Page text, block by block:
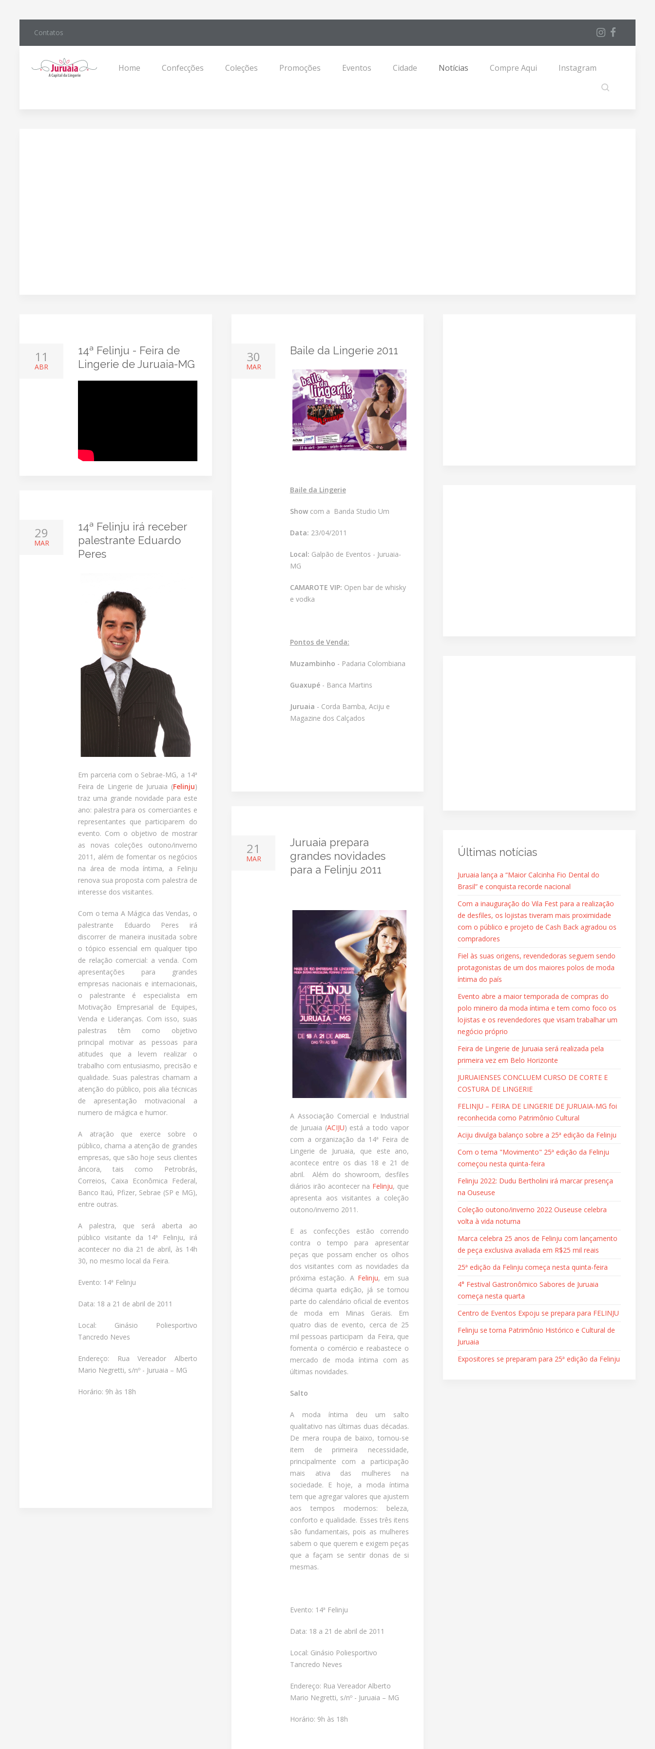
Contatos
Home Confecções Coleções Promoções Eventos Cidade Notícias Compre Aqui Instagram
11
ABR
14ª Felinju - Feira de
Lingerie de Juruaia-MG
29
MAR
14ª Felinju irá receber
palestrante Eduardo
Peres
Em parceria com o Sebrae-MG, a 14ª
Feira de Lingerie de Juruaia (Felinju)
traz uma grande novidade para este
ano: palestra para os comerciantes e
representantes que participarem do
evento. Com o objetivo de mostrar
as novas coleções outono/inverno
2011, além de fomentar os negócios
na área de moda íntima, a Felinju
renova sua proposta com palestra de
interesse dos visitantes.
Com o tema A Mágica das Vendas, o
palestrante Eduardo Peres irá
discorrer de maneira inusitada sobre
o tópico essencial em qualquer tipo
de relação comercial: a venda. Com
apresentações para grandes
empresas nacionais e internacionais,
o palestrante é especialista em
Motivação Empresarial de Equipes,
Venda e Lideranças. Com isso, suas
palestras têm como objetivo
principal motivar as pessoas para
atitudes que a levem realizar o
trabalho com entusiasmo, precisão e
qualidade. Suas palestras chamam a
atenção do público, pois alia técnicas
de apresentação motivacional a
numero de mágica e humor.
A atração que exerce sobre o
público, chama a atenção de grandes
empresas, que são hoje seus clientes
âncora, tais como Petrobrás,
Correios, Caixa Econômica Federal,
Banco Itaú, Pfizer, Sebrae (SP e MG),
entre outras.
A palestra, que será aberta ao
público visitante da 14ª Felinju, irá
acontecer no dia 21 de abril, às 14h
30, no mesmo local da Feira.
Evento: 14ª Felinju
Data: 18 a 21 de abril de 2011
Local: Ginásio Poliesportivo
Tancredo Neves
Endereço: Rua Vereador Alberto
Mario Negretti, s/nº - Juruaia – MG
Horário: 9h às 18h
30
MAR
Baile da Lingerie 2011
Baile da Lingerie
Showcom a Banda Studio Um
Data: 23/04/2011
Local: Galpão de Eventos - Juruaia-
MG
CAMAROTE VIP: Open bar de whisky
e vodka
Pontos de Venda:
Muzambinho - Padaria Colombiana
Guaxupé- Banca Martins
Juruaia - Corda Bamba, Aciju e
Magazine dos Calçados
21
MAR
Juruaia prepara
grandes novidades
para a Felinju 2011
A Associação Comercial e Industrial
de Juruaia (ACIJU) está a todo vapor
com a organização da 14ª Feira de
Lingerie de Juruaia, que este ano,
acontece entre os dias 18 e 21 de
abril. Além do showroom, desfiles
diários irão acontecer na Felinju, que
apresenta aos visitantes a coleção
outono/inverno 2011.
E as confecções estão correndo
contra o tempo para apresentar
peças que possam encher os olhos
dos visitantes com as novidades da
próxima estação. A Felinju, em sua
décima quarta edição, já se tornou
parte do calendário oficial de eventos
de moda em Minas Gerais. Em
quatro dias de evento, cerca de 25
mil pessoas participam da Feira, que
fomenta o comércio e reabastece o
mercado de moda íntima com as
últimas novidades.
Salto
A moda íntima deu um salto
qualitativo nas últimas duas décadas.
De mera roupa de baixo, tornou-se
item de primeira necessidade,
principalmente com a participação
mais ativa das mulheres na
sociedade. E hoje, a moda íntima
tem que agregar valores que ajustem
aos tempos modernos: beleza,
conforto e qualidade. Esses três itens
são fundamentais, pois as mulheres
sabem o que querem e exigem peças
que a façam se sentir donas de si
mesmas.
Evento: 14ª Felinju
Data: 18 a 21 de abril de 2011
Local: Ginásio Poliesportivo
Tancredo Neves
Endereço: Rua Vereador Alberto
Mario Negretti, s/nº - Juruaia – MG
Horário: 9h às 18h
Últimas notícias
Juruaia lança a “Maior Calcinha Fio Dental do
Brasil” e conquista recorde nacional
Com a inauguração do Vila Fest para a realização
de desfiles, os lojistas tiveram mais proximidade
com o público e projeto de Cash Back agradou os
compradores
Fiel às suas origens, revendedoras seguem sendo
protagonistas de um dos maiores polos de moda
íntima do país
Evento abre a maior temporada de compras do
polo mineiro da moda íntima e tem como foco os
lojistas e os revendedores que visam trabalhar um
negócio próprio
Feira de Lingerie de Juruaia será realizada pela
primeira vez em Belo Horizonte
JURUAIENSES CONCLUEM CURSO DE CORTE E
COSTURA DE LINGERIE
FELINJU – FEIRA DE LINGERIE DE JURUAIA-MG foi
reconhecida como Patrimônio Cultural
Aciju divulga balanço sobre a 25ª edição da Felinju
Com o tema "Movimento" 25ª edição da Felinju
começou nesta quinta-feira
Felinju 2022: Dudu Bertholini irá marcar presença
na Ouseuse
Coleção outono/inverno 2022 Ouseuse celebra
volta à vida noturna
Marca celebra 25 anos de Felinju com lançamento
de peça exclusiva avaliada em R$25 mil reais
25ª edição da Felinju começa nesta quinta-feira
4° Festival Gastronômico Sabores de Juruaia
começa nesta quarta
Centro de Eventos Expoju se prepara para FELINJU
Felinju se torna Patrimônio Histórico e Cultural de
Juruaia
Expositores se preparam para 25ª edição da Felinju